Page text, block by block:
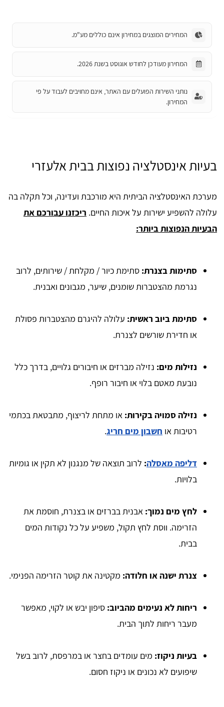
המחירים המוצגים במחירון אינם כוללים מע"מ.
המחירון מעודכן לחודש אוגוסט בשנת 2026.
נותני השירות הפועלים עם האתר, אינם מחויבים לעבוד על פי
המחירון.
בעיות אינסטלציה נפוצות בבית אלעזרי
מערכת האינסטלציה הביתית היא מורכבת ועדינה, וכל תקלה בה
עלולה להשפיע ישירות על איכות החיים. ריכזנו עבורכם את
הבעיות הנפוצות ביותר:
סתימות בצנרת: סתימת כיור / מקלחת / שירותים, לרוב
נגרמת מהצטברות שומנים, שיער, מגבונים ואבנית.
סתימת ביוב ראשית: עלולה להיגרם מהצטברות פסולת
או חדירת שורשים לצנרת.
נזילות מים: נזילה מברזים או חיבורים גלויים, בדרך כלל
נובעת מאטם בלוי או חיבור רופף.
נזילה סמויה בקירות: או מתחת לריצוף, מתבטאת בכתמי
רטיבות או חשבון מים חריג.
דליפה מאסלה: לרוב תוצאה של מנגנון לא תקין או גומיות
בלויות.
לחץ מים נמוך: אבנית בברזים או בצנרת, חוסמת את
הזרימה. ווסת לחץ תקול, משפיע על כל נקודות המים
בבית.
צנרת ישנה או חלודה: מקטינה את קוטר הזרימה הפנימי.
ריחות לא נעימים מהביוב: סיפון יבש או לקוי, מאפשר
מעבר ריחות לתוך הבית.
בעיות ניקוז: מים עומדים בחצר או במרפסת, לרוב בשל
שיפועים לא נכונים או ניקוז חסום.